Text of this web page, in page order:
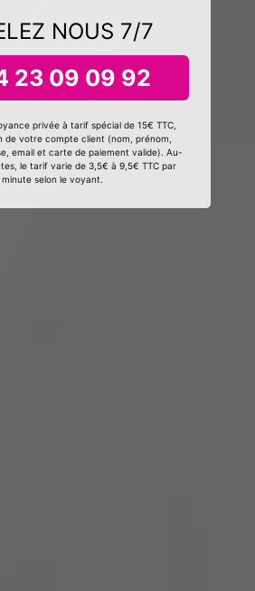
NOUS 7/7
23 09 09 92
privée à tarif spécial de 15€ TTC,
de votre compte client (nom, prénom,
email et carte de paiement valide). Au-
le tarif varie de 3,5€ à 9,5€ TTC par
minute selon le voyant.